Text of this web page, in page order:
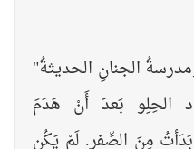
الجنانِ الحديثةُ"
الحِلِو بَعدَ أَنْ هَدَمَ
مِنَ الصِّفرِ. لَمْ يَكُن